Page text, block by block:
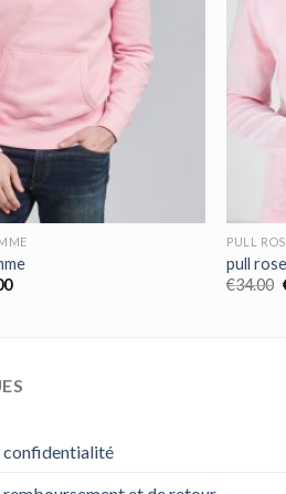
PULL
pull
€34.00
confidentialité